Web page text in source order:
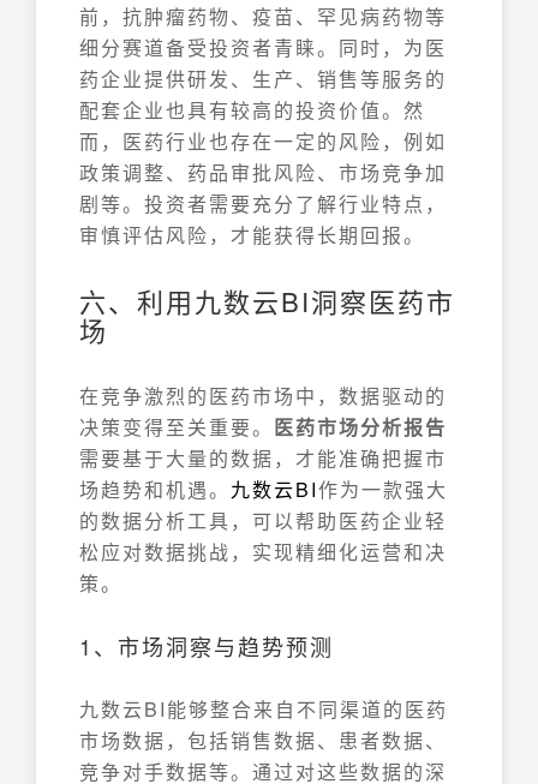
前，抗肿瘤药物、疫苗、罕见病药物等
细分赛道备受投资者青睐。同时，为医
药企业提供研发、生产、销售等服务的
配套企业也具有较高的投资价值。然
而，医药行业也存在一定的风险，例如
政策调整、药品审批风险、市场竞争加
剧等。投资者需要充分了解行业特点，
审慎评估风险，才能获得长期回报。
六、利用九数云BI洞察医药市
场
在竞争激烈的医药市场中，数据驱动的
决策变得至关重要。 医药市场分析报告
需要基于大量的数据，才能准确把握市
场趋势和机遇。 九数云BI作为一款强大
的数据分析工具，可以帮助医药企业轻
松应对数据挑战，实现精细化运营和决
策。
1、市场洞察与趋势预测
九数云BI能够整合来自不同渠道的医药
市场数据，包括销售数据、患者数据、
竞争对手数据等。通过对这些数据的深